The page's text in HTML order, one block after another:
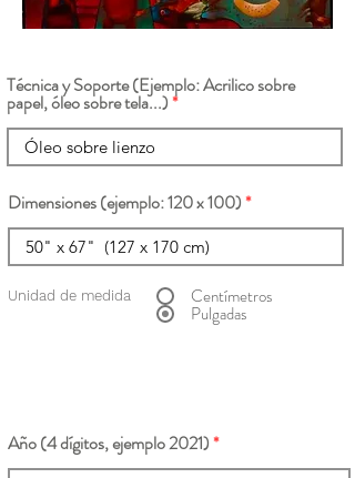
Técnica y Soporte (Ejemplo: Acrilico sobre
papel, óleo sobre tela...)
Dimensiones (ejemplo: 120 x 100)
Unidad de medida Centímetros
Pulgadas
Año (4 dígitos, ejemplo 2021)